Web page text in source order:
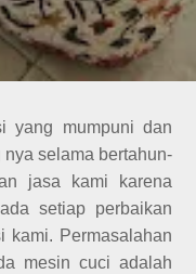
yang mumpuni dan
selama bertahun-
jasa kami karena
setiap perbaikan
kami. Permasalahan
mesin cuci adalah